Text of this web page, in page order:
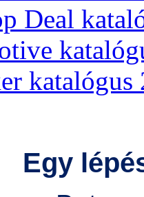
Deal
katalógus
Egy